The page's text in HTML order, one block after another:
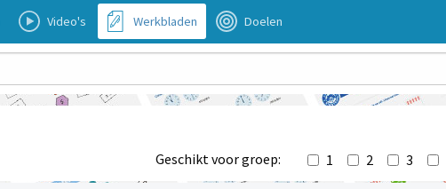
Video's Werkbladen Doelen
Geschikt voor groep: 1 2 3